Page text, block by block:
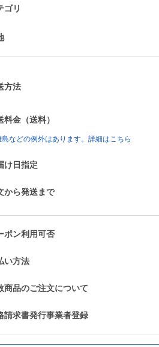
ゴリ
方法
料金（送料）
などの例外はあります。詳細はこちら
け日指定
から発送まで
ポン利用可否
い方法
商品のご注文について
請求書発行事業者登録